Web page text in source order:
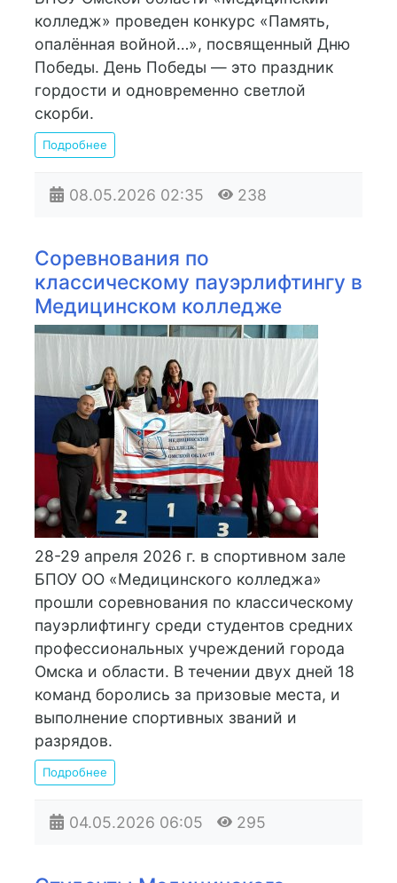
колледж» проведен конкурс «Память,
опалённая войной…», посвященный Дню
Победы. День Победы — это праздник
гордости и одновременно светлой
скорби.
Подробнее
08.05.2026 02:35 238
Соревнования по
классическому пауэрлифтингу в
Медицинском колледже
28-29 апреля 2026 г. в спортивном зале
БПОУ ОО «Медицинского колледжа»
прошли соревнования по классическому
пауэрлифтингу среди студентов средних
профессиональных учреждений города
Омска и области. В течении двух дней 18
команд боролись за призовые места, и
выполнение спортивных званий и
разрядов.
Подробнее
04.05.2026 06:05 295